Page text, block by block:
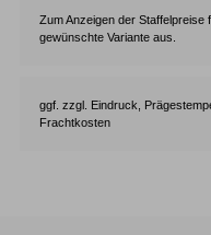
Zum Anzeigen der Staffelpreise
gewünschte Variante aus.
ggf. zzgl. Eindruck,
Frachtkosten